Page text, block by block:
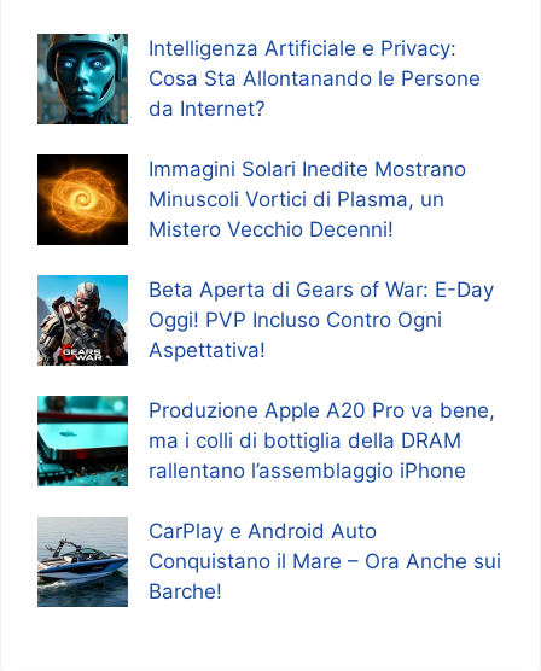
Intelligenza Artificiale e Privacy:
Cosa Sta Allontanando le Persone
da Internet?
Immagini Solari Inedite Mostrano
Minuscoli Vortici di Plasma, un
Mistero Vecchio Decenni!
Beta Aperta di Gears of War: E-Day
Oggi! PVP Incluso Contro Ogni
Aspettativa!
Produzione Apple A20 Pro va bene,
ma i colli di bottiglia della DRAM
rallentano l’assemblaggio iPhone
CarPlay e Android Auto
Conquistano il Mare – Ora Anche sui
Barche!